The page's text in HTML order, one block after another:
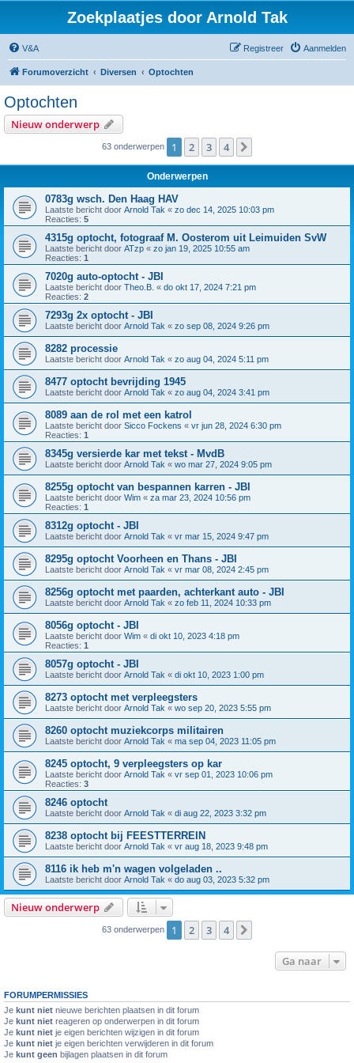
Zoekplaatjes door Arnold Tak
V&A Aanmelden
Registreer
Forumoverzicht Diversen Optochten
Optochten
Nieuw onderwerp
63 onderwerpen 1 2 3 4
Onderwerpen
0783g wsch. Den Haag HAV
Laatste bericht door Arnold Tak « zo dec 14, 2025 10:03 pm
Reacties: 5
4315g optocht, fotograaf M. Oosterom uit Leimuiden SvW
Laatste bericht door ATzp « zo jan 19, 2025 10:55 am
Reacties: 1
7020g auto-optocht - JBI
Laatste bericht door Theo.B. « do okt 17, 2024 7:21 pm
Reacties: 2
7293g 2x optocht - JBI
Laatste bericht door Arnold Tak « zo sep 08, 2024 9:26 pm
8282 processie
Laatste bericht door Arnold Tak « zo aug 04, 2024 5:11 pm
8477 optocht bevrijding 1945
Laatste bericht door Arnold Tak « zo aug 04, 2024 3:41 pm
8089 aan de rol met een katrol
Laatste bericht door Sicco Fockens « vr jun 28, 2024 6:30 pm
Reacties: 1
8345g versierde kar met tekst - MvdB
Laatste bericht door Arnold Tak « wo mar 27, 2024 9:05 pm
8255g optocht van bespannen karren - JBI
Laatste bericht door Wim « za mar 23, 2024 10:56 pm
Reacties: 1
8312g optocht - JBI
Laatste bericht door Arnold Tak « vr mar 15, 2024 9:47 pm
8295g optocht Voorheen en Thans - JBI
Laatste bericht door Arnold Tak « vr mar 08, 2024 2:45 pm
8256g optocht met paarden, achterkant auto - JBI
Laatste bericht door Arnold Tak « zo feb 11, 2024 10:33 pm
8056g optocht - JBI
Laatste bericht door Wim « di okt 10, 2023 4:18 pm
Reacties: 1
8057g optocht - JBI
Laatste bericht door Arnold Tak « di okt 10, 2023 1:00 pm
8273 optocht met verpleegsters
Laatste bericht door Arnold Tak « wo sep 20, 2023 5:55 pm
8260 optocht muziekcorps militairen
Laatste bericht door Arnold Tak « ma sep 04, 2023 11:05 pm
8245 optocht, 9 verpleegsters op kar
Laatste bericht door Arnold Tak « vr sep 01, 2023 10:06 pm
Reacties: 3
8246 optocht
Laatste bericht door Arnold Tak « di aug 22, 2023 3:32 pm
8238 optocht bij FEESTTERREIN
Laatste bericht door Arnold Tak « vr aug 18, 2023 9:48 pm
8116 ik heb m'n wagen volgeladen ..
Laatste bericht door Arnold Tak « do aug 03, 2023 5:32 pm
Nieuw onderwerp
63 onderwerpen 1 2 3 4
Ga naar
FORUMPERMISSIES
Je kunt niet nieuwe berichten plaatsen in dit forum
Je kunt niet reageren op onderwerpen in dit forum
Je kunt niet je eigen berichten wijzigen in dit forum
Je kunt niet je eigen berichten verwijderen in dit forum
Je kunt geen bijlagen plaatsen in dit forum